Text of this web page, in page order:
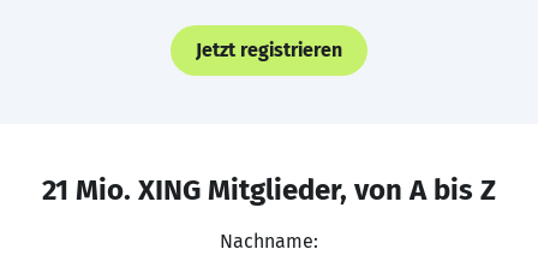
Jetzt registrieren
21 Mio. XING Mitglieder, von A bis Z
Nachname: